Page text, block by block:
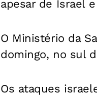
apesar de Israel
O Ministério da
domingo, no sul
Os ataques